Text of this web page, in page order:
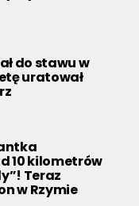
do stawu w
uratował
10 kilometrów
Teraz
w Rzymie